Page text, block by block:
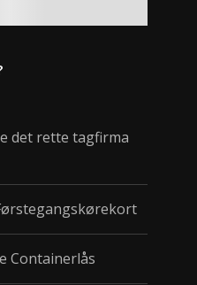
det rette tagfirma
Containerlås